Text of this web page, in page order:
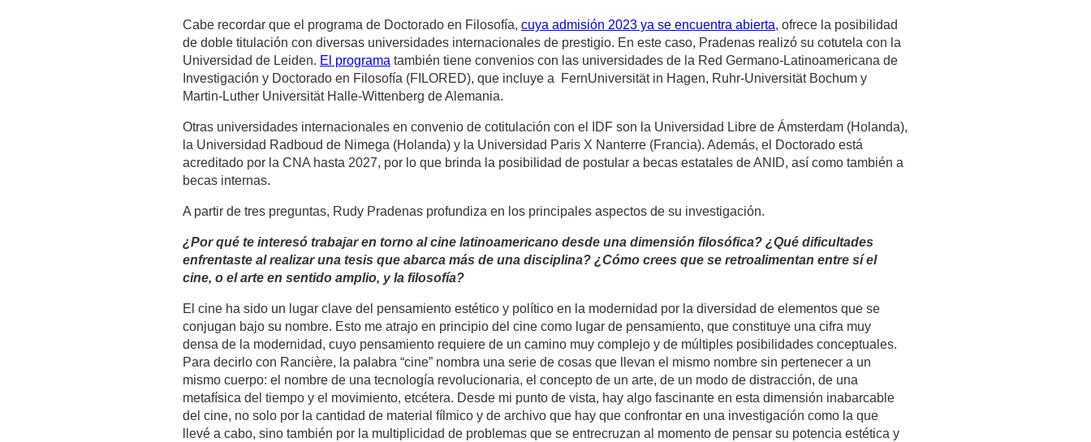
Cabe recordar que el programa de Doctorado en Filosofía, cuya admisión 2023 ya se encuentra abierta, ofrece la posibilidad
de doble titulación con diversas universidades internacionales de prestigio. En este caso, Pradenas realizó su cotutela con la
Universidad de Leiden. El programa también tiene convenios con las universidades de la Red Germano-Latinoamericana de
Investigación y Doctorado en Filosofía (FILORED), que incluye a FernUniversität in Hagen, Ruhr-Universität Bochum y
Martin-Luther Universität Halle-Wittenberg de Alemania.
Otras universidades internacionales en convenio de cotitulación con el IDF son la Universidad Libre de Ámsterdam (Holanda),
la Universidad Radboud de Nimega (Holanda) y la Universidad Paris X Nanterre (Francia). Además, el Doctorado está
acreditado por la CNA hasta 2027, por lo que brinda la posibilidad de postular a becas estatales de ANID, así como también a
becas internas.
A partir de tres preguntas, Rudy Pradenas profundiza en los principales aspectos de su investigación.
¿Por qué te interesó trabajar en torno al cine latinoamericano desde una dimensión filosófica? ¿Qué dificultades
enfrentaste al realizar una tesis que abarca más de una disciplina? ¿Cómo crees que se retroalimentan entre sí el
cine, o el arte en sentido amplio, y la filosofía?
El cine ha sido un lugar clave del pensamiento estético y político en la modernidad por la diversidad de elementos que se
conjugan bajo su nombre. Esto me atrajo en principio del cine como lugar de pensamiento, que constituye una cifra muy
densa de la modernidad, cuyo pensamiento requiere de un camino muy complejo y de múltiples posibilidades conceptuales.
Para decirlo con Rancière, la palabra “cine” nombra una serie de cosas que llevan el mismo nombre sin pertenecer a un
mismo cuerpo: el nombre de una tecnología revolucionaria, el concepto de un arte, de un modo de distracción, de una
metafísica del tiempo y el movimiento, etcétera. Desde mi punto de vista, hay algo fascinante en esta dimensión inabarcable
del cine, no solo por la cantidad de material fílmico y de archivo que hay que confrontar en una investigación como la que
llevé a cabo, sino también por la multiplicidad de problemas que se entrecruzan al momento de pensar su potencia estética y